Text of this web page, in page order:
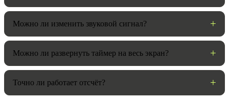
Можно ли изменить звуковой сигнал?
Можно ли развернуть таймер на весь экран?
Точно ли работает отсчёт?